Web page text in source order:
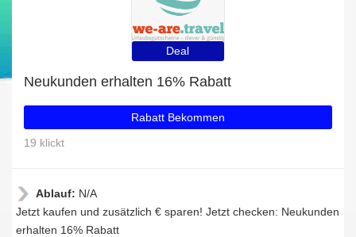
Deal
Neukunden erhalten 16% Rabatt
Rabatt Bekommen
19 klickt
Ablauf: N/A
Jetzt kaufen und zusätzlich € sparen! Jetzt checken: Neukunden
erhalten 16% Rabatt